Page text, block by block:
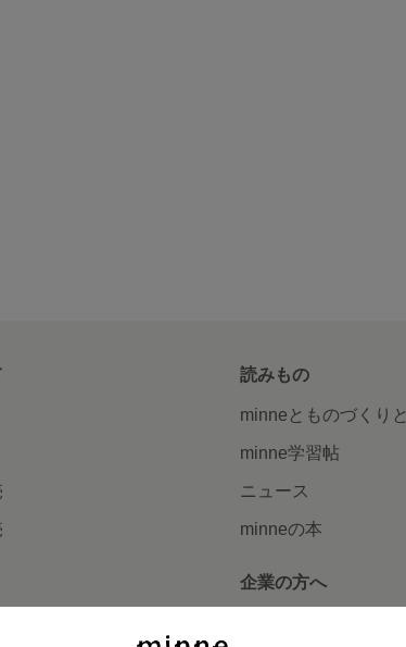
ント
読みもの
minneとものづくりと
minne学習帖
ニュース
minneの本
企業の方へ